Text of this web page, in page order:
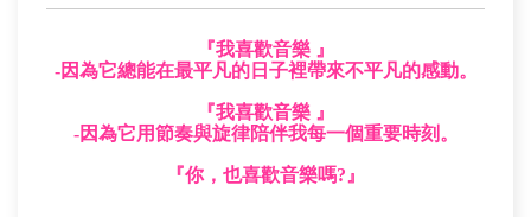
『我喜歡音樂 』
-因為它總能在最平凡的日子裡帶來不平凡的感動。
『我喜歡音樂 』
-因為它用節奏與旋律陪伴我每一個重要時刻。
『你，也喜歡音樂嗎?』